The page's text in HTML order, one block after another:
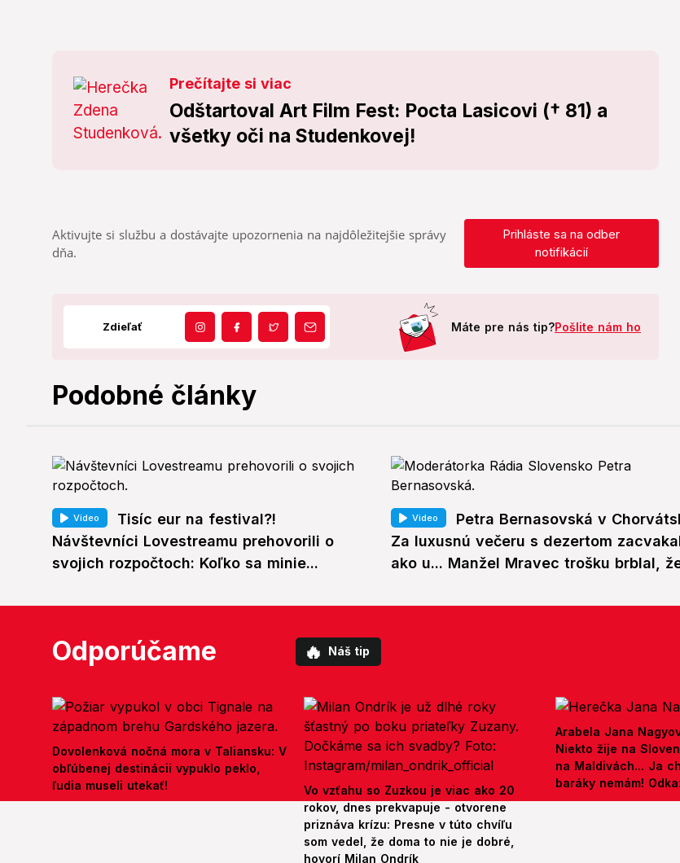
Prečítajte si viac
Odštartoval Art Film Fest: Pocta Lasicovi († 81) a
všetky oči na Studenkovej!
Aktivujte si službu a dostávajte upozornenia na najdôležitejšie správy
dňa.
Prihláste sa na odber
notifikácií
Zdieľať Máte pre nás tip?Pošlite nám ho
Podobné články
Video
Tisíc eur na festival?!
Návštevníci Lovestreamu prehovorili o
svojich rozpočtoch: Koľko sa minie...
Video
Petra Bernasovská v
Za luxusnú večeru s dezertom
ako u... Manžel Mravec trošku brblal,
Odporúčame 🔥 Náš tip
Dovolenková nočná mora v Taliansku: V
obľúbenej destinácii vypuklo peklo,
ľudia museli utekať!
Vo vzťahu so Zuzkou je viac ako 20
rokov, dnes prekvapuje - otvorene
priznáva krízu: Presne v túto chvíľu
som vedel, že doma to nie je dobré,
hovorí Milan Ondrík
Arabela Jana
Niekto žije na
na Maldivách... Ja
baráky nemám!